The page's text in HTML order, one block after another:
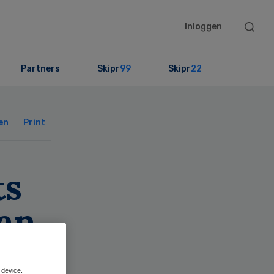
Inloggen
Search
Partners Skipr99 Skipr22
Print